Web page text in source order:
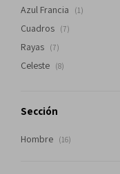
Azul Francia (1)
Cuadros (7)
Rayas (7)
Celeste (8)
Sección
Hombre (16)